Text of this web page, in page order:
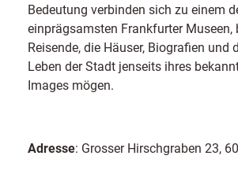
Bedeutung verbinden sich zu einem
einprägsamsten Frankfurter Museen,
Reisende, die Häuser, Biografien und
Leben der Stadt jenseits ihres
Images mögen.
Adresse: Grosser Hirschgraben 23,